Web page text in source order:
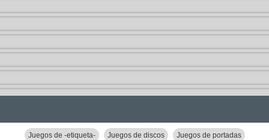
Juegos de -etiqueta- Juegos de discos Juegos de portadas